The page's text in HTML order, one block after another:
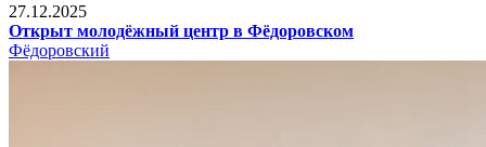
27.12.2025
Открыт молодёжный центр в Фёдоровском
Фёдоровский